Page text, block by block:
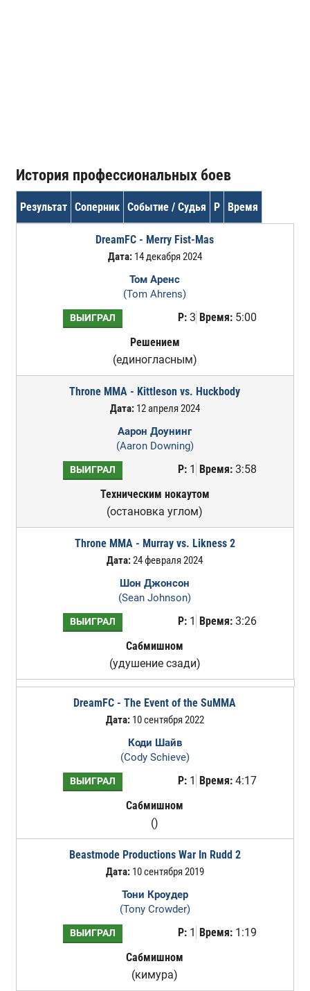
История профессиональных боев
Результат Соперник Событие / Судья Р Время
DreamFC - Merry Fist-Mas
Дата:14 декабря 2024
Том Аренс
(Tom Ahrens)
ВЫИГРАЛ Р:3 Время:5:00
Решением
(единогласным)
Throne MMA - Kittleson vs. Huckbody
Дата:12 апреля 2024
Аарон Доунинг
(Aaron Downing)
ВЫИГРАЛ Р:1 Время:3:58
Техническим нокаутом
(остановка углом)
Throne MMA - Murray vs. Likness 2
Дата:24 февраля 2024
Шон Джонсон
(Sean Johnson)
ВЫИГРАЛ Р:1 Время:3:26
Сабмишном
(удушение сзади)
DreamFC - The Event of the SuMMA
Дата:10 сентября 2022
Коди Шайв
(Cody Schieve)
ВЫИГРАЛ Р:1 Время:4:17
Сабмишном
()
Beastmode Productions War In Rudd 2
Дата:10 сентября 2019
Тони Кроудер
(Tony Crowder)
ВЫИГРАЛ Р:1 Время:1:19
Сабмишном
(кимура)